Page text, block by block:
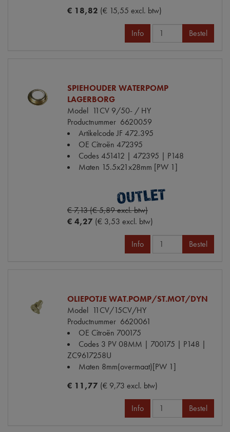
€ 18,82 (€ 15,55 excl. btw)
Info Bestel
SPIEHOUDER WATERPOMP
LAGERBORG
Model 11CV 9/50- / HY
Productnummer 6620059
Artikelcode JF472.395
OE Citroën 472395
Codes 451412 | 472395 | P148
Maten 15.5x21x28mm [PW 1]
€ 7,13 (€ 5,89 excl. btw)
€ 4,27 (€ 3,53 excl. btw)
Info Bestel
OLIEPOTJE WAT.POMP/ST.MOT/DYN
Model 11CV/15CV/HY
Productnummer 6620061
OE Citroën 700175
Codes 3 PV 08MM | 700175 | P148 |
ZC9617258U
Maten 8mm(overmaat)[PW 1]
€ 11,77 (€ 9,73 excl. btw)
Info Bestel